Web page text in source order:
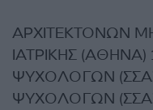
ΑΡΧΙΤΕΚΤΟΝΩΝ
ΙΑΤΡΙΚΗΣ (ΑΘΗΝΑ)
ΨΥΧΟΛΟΓΩΝ
ΨΥΧΟΛΟΓΩΝ